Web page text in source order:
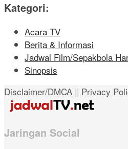
Kategori:
Acara TV
Berita & Informasi
Jadwal Film/Sepakbola
Sinopsis
Disclaimer/DMCA || Privacy
Jaringan Social